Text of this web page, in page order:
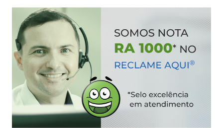
armazenamento de ar comprimido. Além de
compressores alternativos de pistão, diafragma e
parafuso de 5 a 250 hp, dispõe de secadores de ar
por refrigeração e adsorção, filtros de linha e
coalescentes, separadores de condensado,
ferramentas pneumáticas, ferramentas elétricas e
acessórios para aplicações residenciais,
profissionais e industriais.